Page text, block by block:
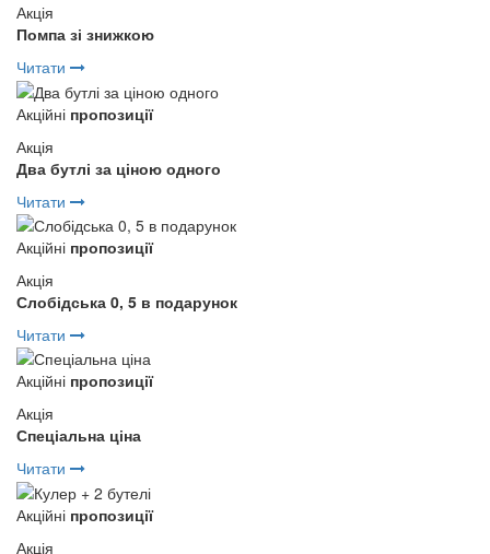
Акція
Помпа зі знижкою
Читати
Акційні пропозиції
Акція
Два бутлі за ціною одного
Читати
Акційні пропозиції
Акція
Слобідська 0, 5 в подарунок
Читати
Акційні пропозиції
Акція
Спеціальна ціна
Читати
Акційні пропозиції
Акція